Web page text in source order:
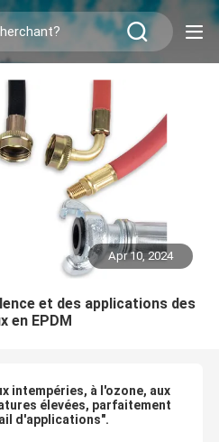
Apr 10, 2024
et des applications des
en EPDM
intempéries, à l'ozone, aux
élevées, parfaitement
d'applications".